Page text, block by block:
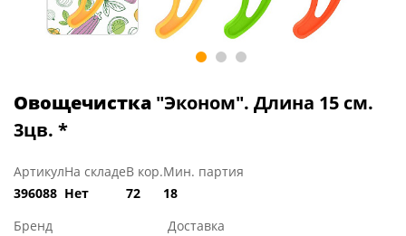
Овощечистка "Эконом". Длина 15 см.
3цв. *
Артикул
396088
На складе
Нет
В кор.
72
Мин. партия
18
Бренд
Доставка